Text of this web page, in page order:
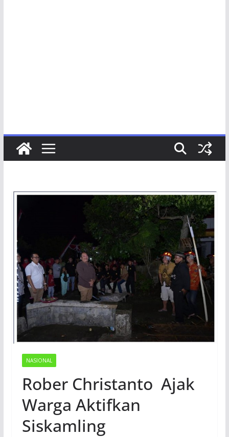
NASIONAL
Rober Christanto Ajak
Warga Aktifkan
Siskamling